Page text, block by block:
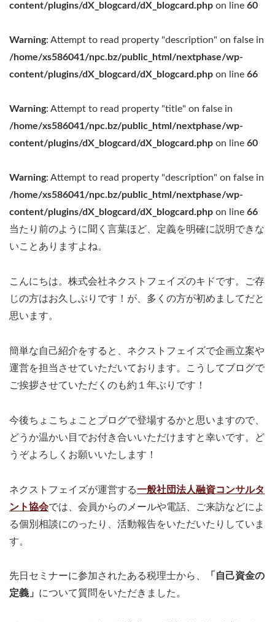
content/plugins/dX_blogcard/dX_blogcard.php on line 60
Warning: Attempt to read property "description" on false in
/home/xs586041/npc.bz/public_html/nextphase/wp-
content/plugins/dX_blogcard/dX_blogcard.php on line 66
Warning: Attempt to read property "title" on false in
/home/xs586041/npc.bz/public_html/nextphase/wp-
content/plugins/dX_blogcard/dX_blogcard.php on line 60
Warning: Attempt to read property "description" on false in
/home/xs586041/npc.bz/public_html/nextphase/wp-
content/plugins/dX_blogcard/dX_blogcard.php on line 66
当たり前のように聞く言葉ほど、定義を明確に説明できな
いことありますよね。
こんにちは。株式会社ネクストフェイズのキドです。ご存
じの方はお久しぶりです！が、多くの方が初めましてだと
思います。
簡単な自己紹介をすると、ネクストフェイズで企画立案や
運営を担当させていただいております。こうしてブログで
ご挨拶させていただくのも約１年ぶりです！
今後ちょこちょことブログで登場するかと思いますので、
どうか温かい目でお付き合いいただけますと幸いです。ど
うぞよろしくお願いいたします！
ネクストフェイズが運営する一般社団法人融資コンサルタ
ント協会では、会員からのメールや電話、ご来訪などによ
る個別相談にのったり、活動報告をいただいたりしていま
す。
先日セミナーに参加されたある税理士から、
「自己資金の
定義」 について質問をいただきました。